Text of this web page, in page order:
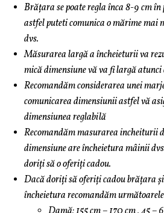
Brățara se poate regla înca 8-9 cm
astfel puteti comunica o mărime mai
dvs.
Măsurarea largă a încheieturii va
mică dimensiune vă va fi largă atunci
Recomandăm considerarea unei
comunicarea dimensiunii astfel vă
dimensiunea reglabilă
Recomandăm masurarea incheiturii
dimensiune are încheietura mâinii
doriți să o oferiți cadou.
Dacă doriți să oferiți cadou brățara
încheietura recomandăm